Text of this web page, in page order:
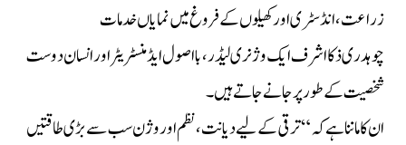
زراعت، انڈسٹری اور کھیلوں کے فروغ میں نمایاں خدمات
چوہدری ذکا اشرف ایک وژنری لیڈر، بااصول ایڈمنسٹریٹر اور انسان دوست
شخصیت کے طور پر جانے جاتے ہیں۔
ان کا ماننا ہے کہ “ترقی کے لیے دیانت، نظم اور وژن سب سے بڑی طاقتیں